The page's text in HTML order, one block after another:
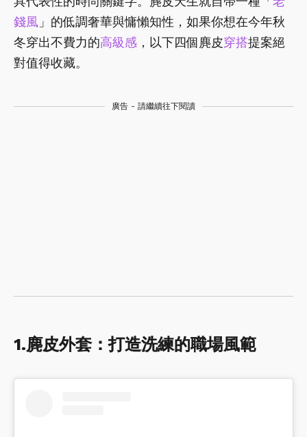
錢風 」的低調奢華與慵懶知性，如果你想在今年秋
冬穿出不費力的高級感 ，以下四個麂皮穿搭提案絕
對值得收藏。
廣告 - 請繼續往下閱讀
1.麂皮外套：打造洗練的職場風範